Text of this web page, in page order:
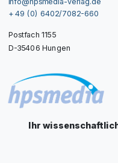
+ 49 (0) 6402/7082-660
Postfach 1155
D-35406 Hungen
Ihr